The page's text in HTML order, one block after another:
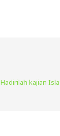
Hadirilah kajian